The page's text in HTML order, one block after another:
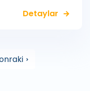
Detaylar